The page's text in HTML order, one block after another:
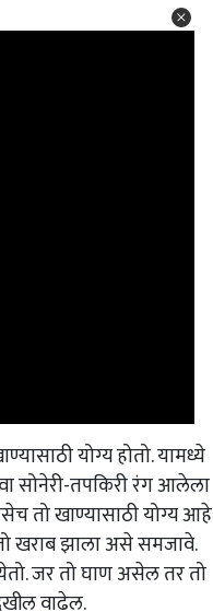
योग्य होतो. यामध्ये
सोनेरी-तपकिरी रंग आलेला
तो खाण्यासाठी योग्य आहे
खराब झाला असे समजावे.
जर तो घाण असेल तर तो
वाढेल.